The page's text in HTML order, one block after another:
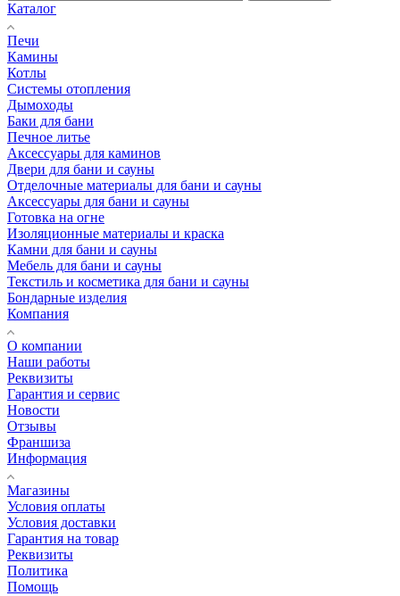
Каталог
Печи
Камины
Котлы
Системы отопления
Дымоходы
Баки для бани
Печное литье
Аксессуары для каминов
Двери для бани и сауны
Отделочные материалы для бани и сауны
Аксессуары для бани и сауны
Готовка на огне
Изоляционные материалы и краска
Камни для бани и сауны
Мебель для бани и сауны
Текстиль и косметика для бани и сауны
Бондарные изделия
Компания
О компании
Наши работы
Реквизиты
Гарантия и сервис
Новости
Отзывы
Франшиза
Информация
Магазины
Условия оплаты
Условия доставки
Гарантия на товар
Реквизиты
Политика
Помощь